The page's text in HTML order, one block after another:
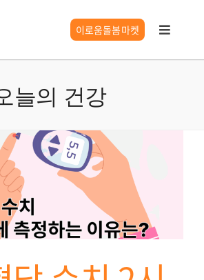
이로움돌봄마켓
Toggle
늘의 건강